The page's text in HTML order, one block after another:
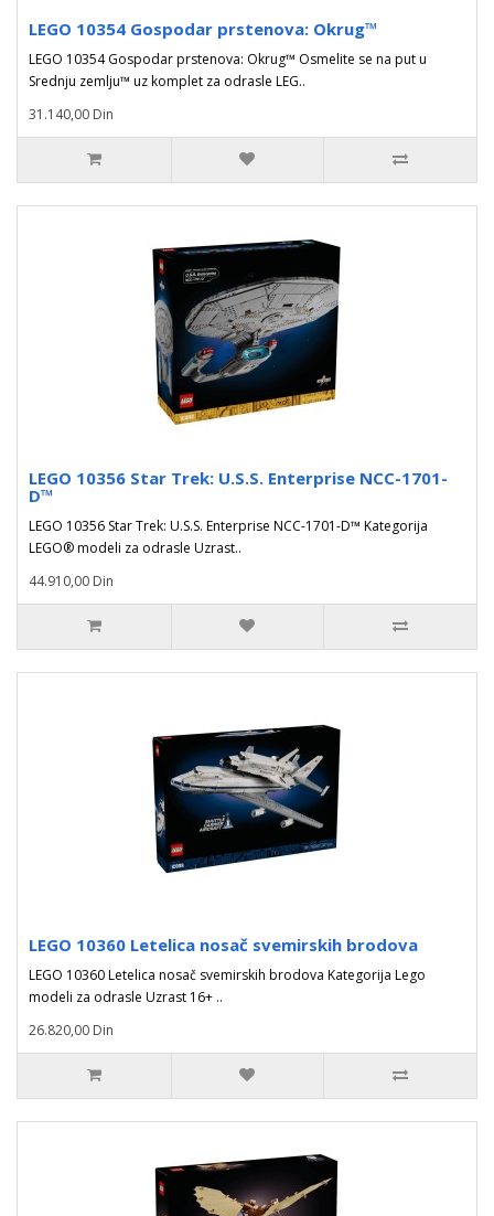
LEGO 10354 Gospodar prstenova: Okrug™
LEGO 10354 Gospodar prstenova: Okrug™ Osmelite se na put u
Srednju zemlju™ uz komplet za odrasle LEG..
31.140,00 Din
LEGO 10356 Star Trek: U.S.S. Enterprise NCC-1701-
D™
LEGO 10356 Star Trek: U.S.S. Enterprise NCC-1701-D™ Kategorija
LEGO® modeli za odrasle Uzrast..
44.910,00 Din
LEGO 10360 Letelica nosač svemirskih brodova
LEGO 10360 Letelica nosač svemirskih brodova Kategorija Lego
modeli za odrasle Uzrast 16+ ..
26.820,00 Din